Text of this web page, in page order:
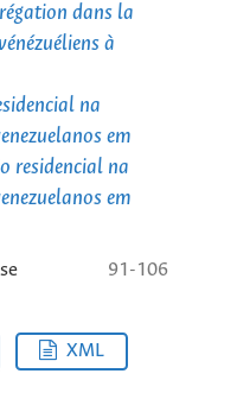
dans la
à
na
em
residencial na
em
91-106
XML